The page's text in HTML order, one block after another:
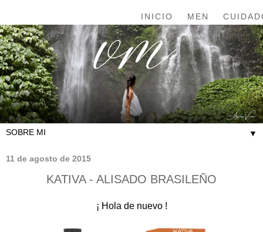
INICIO MEN
▼
11 de agosto de 2015
KATIVA - ALISADO BRASILEÑO
¡ Hola de nuevo !